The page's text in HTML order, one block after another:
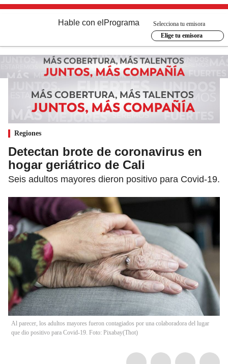
Hable con el Programa
Selecciona tu emisora
Elige tu emisora
Regiones
Detectan brote de coronavirus en
hogar geriátrico de Cali
Seis adultos mayores dieron positivo para Covid-19.
Al parecer, los adultos mayores fueron contagiados por una colaboradora del lugar
que dio positivo para Covid-19. Foto: Pixabay(Thot)